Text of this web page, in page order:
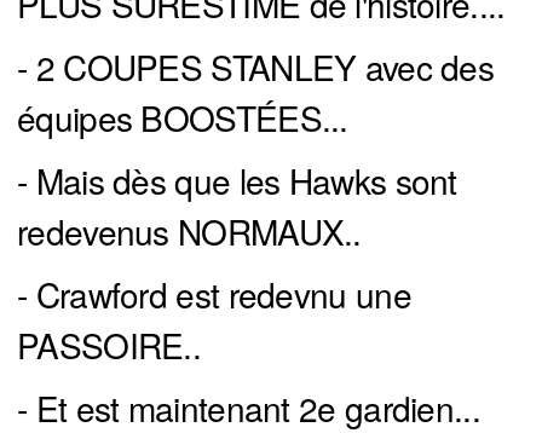
- 2 COUPES STANLEY avec des
équipes BOOSTÉES...
- Mais dès que les Hawks sont
redevenus NORMAUX..
- Crawford est redevnu une
PASSOIRE..
- Et est maintenant 2e gardien...